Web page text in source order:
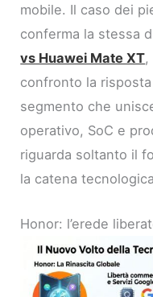
mobile. Il caso dei
conferma la stessa
vs Huawei Mate XT
confronto la
segmento che
operativo, SoC e
riguarda soltanto il
la catena
Honor: l’erede